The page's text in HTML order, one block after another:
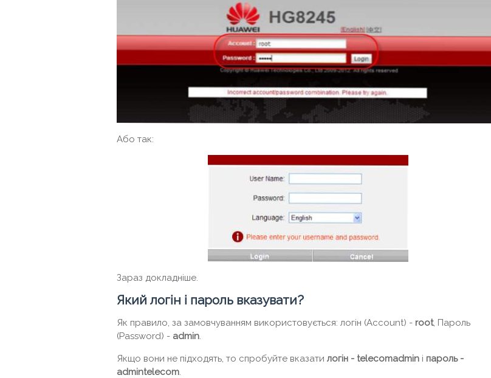
Або так:
Зараз докладніше.
Який логін і пароль вказувати?
Як правило, за замовчуванням використовується: логін (Account) - root, Пароль
(Password) - admin.
Якщо вони не підходять, то спробуйте вказати логін - telecomadmin і пароль -
admintelecom.